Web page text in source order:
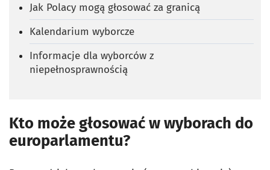
Jak Polacy mogą głosować za granicą
Kalendarium wyborcze
Informacje dla wyborców z
niepełnosprawnością
Kto może głosować w wyborach do
europarlamentu?